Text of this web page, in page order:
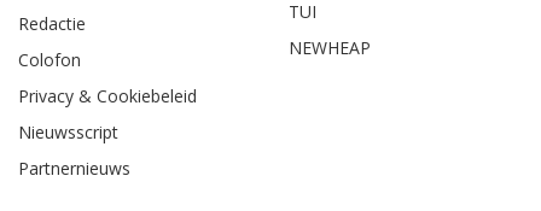
Redactie
Colofon
Privacy & Cookiebeleid
Nieuwsscript
Partnernieuws
TUI
NEWHEAP